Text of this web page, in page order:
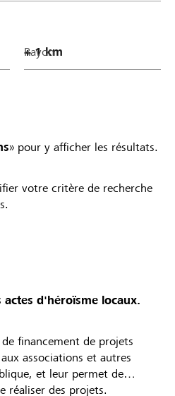
Rayon
» pour y afficher les résultats.
votre critère de recherche
actes d'héroïsme locaux.
financement de projets
associations et autres
et leur permet de
réaliser des projets.